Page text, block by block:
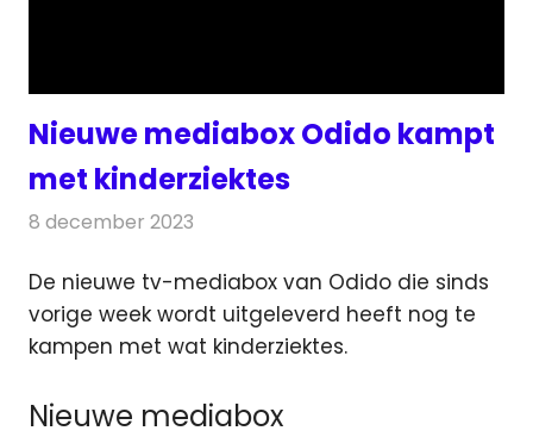
Nieuwe mediabox Odido kampt
met kinderziektes
8 december 2023
De nieuwe tv-mediabox van Odido die sinds
vorige week wordt uitgeleverd heeft nog te
kampen met wat kinderziektes.
Nieuwe mediabox